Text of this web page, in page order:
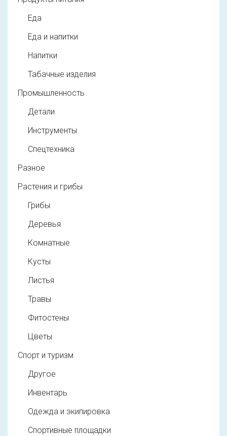
Еда
Еда и напитки
Напитки
Табачные изделия
Промышленность
Детали
Инструменты
Спецтехника
Разное
Растения и грибы
Грибы
Деревья
Комнатные
Кусты
Листья
Травы
Фитостены
Цветы
Спорт и туризм
Другое
Инвентарь
Одежда и экипировка
Спортивные площадки